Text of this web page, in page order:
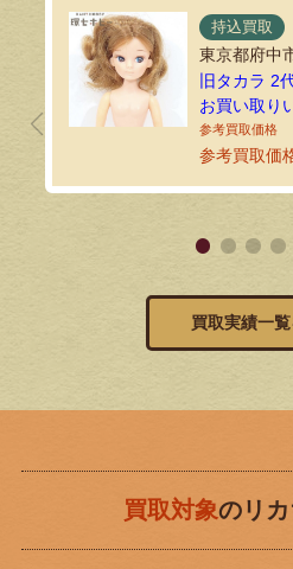
持込買取
東京都府中
旧タカラ 2
お買い取り
ビーの持込
参考買取価
買取実績一
買取対象のリ